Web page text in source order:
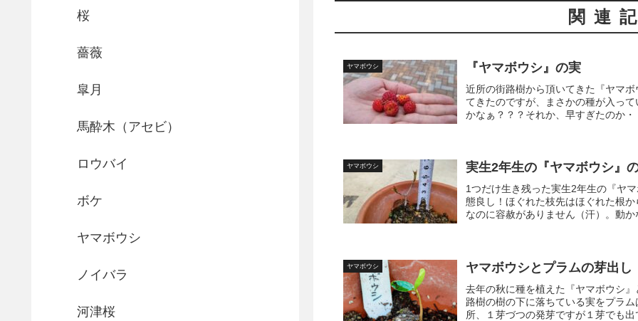
関連
ヤマボウシ 『ヤマボウシ』の実
近所の街路樹から頂いてきた『ヤマ
てきたのですが、まさかの種が入っ
かなぁ？？？それか、早すぎたのか
ヤマボウシ 実生2年生の『ヤマボウシ』
1つだけ生き残った実生2年生の『ヤ
態良し！ほぐれた枝先はほぐれた根
なのに容赦がありません（汗）。動
ヤマボウシ ヤマボウシとプラムの芽出し
去年の秋に種を植えた『ヤマボウシ
路樹の樹の下に落ちている実をプラ
所、１芽づつの発芽ですが１芽でも
桜
薔薇
皐月
馬酔木（アセビ）
ロウバイ
ボケ
ヤマボウシ
ノイバラ
河津桜